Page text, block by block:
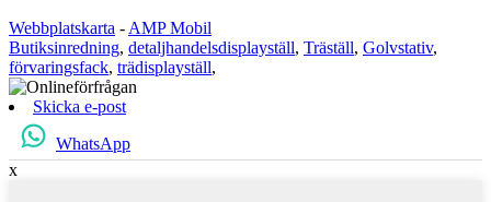
Webbplatskarta - AMP Mobil
Butiksinredning, detaljhandelsdisplayställ, Träställ, Golvstativ,
förvaringsfack, trädisplayställ,
Skicka e-post
WhatsApp
x